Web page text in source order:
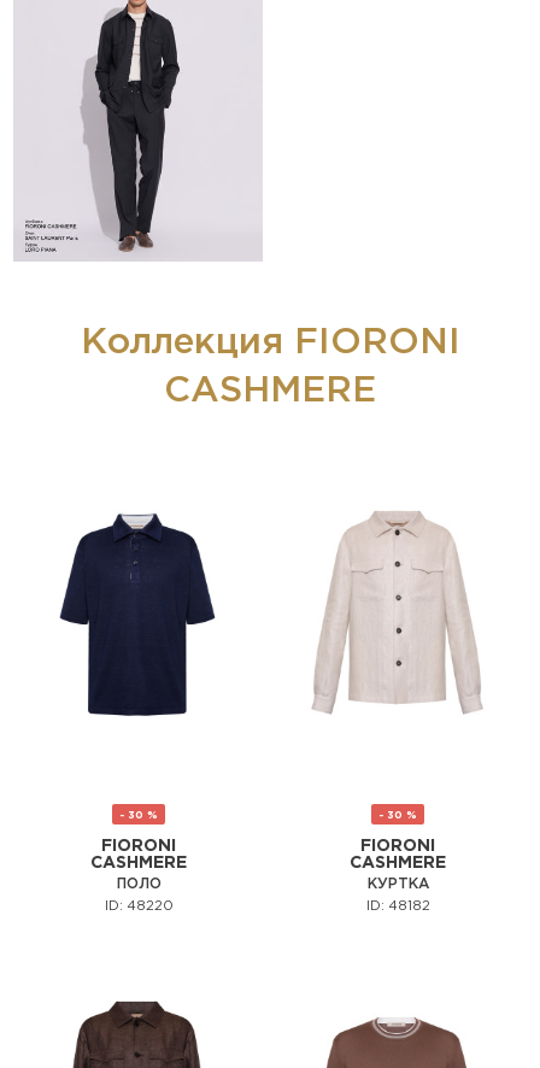
Коллекция FIORONI
CASHMERE
- 30 %
FIORONI
CASHMERE
ПОЛО
ID: 48220
- 30 %
FIORONI
CASHMERE
КУРТКА
ID: 48182